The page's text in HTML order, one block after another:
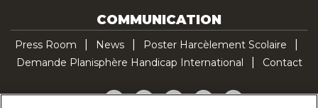
COMMUNICATION
Press Room News
Poster Harcèlement Scolaire
Demande Planisphère Handicap International
Contact
Facebook
TwitterYouTubePinterestTikTok